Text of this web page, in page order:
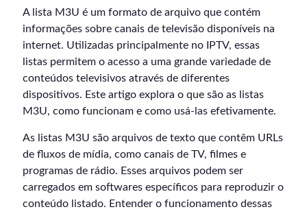
A lista M3U é um formato de arquivo que contém
informações sobre canais de televisão disponíveis na
internet. Utilizadas principalmente no IPTV, essas
listas permitem o acesso a uma grande variedade de
conteúdos televisivos através de diferentes
dispositivos. Este artigo explora o que são as listas
M3U, como funcionam e como usá-las efetivamente.
As listas M3U são arquivos de texto que contêm URLs
de fluxos de mídia, como canais de TV, filmes e
programas de rádio. Esses arquivos podem ser
carregados em softwares específicos para reproduzir o
conteúdo listado. Entender o funcionamento dessas